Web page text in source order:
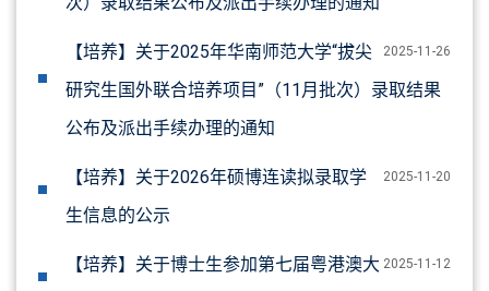
2025-11-26
【培养】关于2025年华南师范大学“拔尖
研究生国外联合培养项目”（11月批次）录取结果
公布及派出手续办理的通知
2025-11-20
【培养】关于2026年硕博连读拟录取学
生信息的公示
2025-11-12
【培养】关于博士生参加第七届粤港澳大